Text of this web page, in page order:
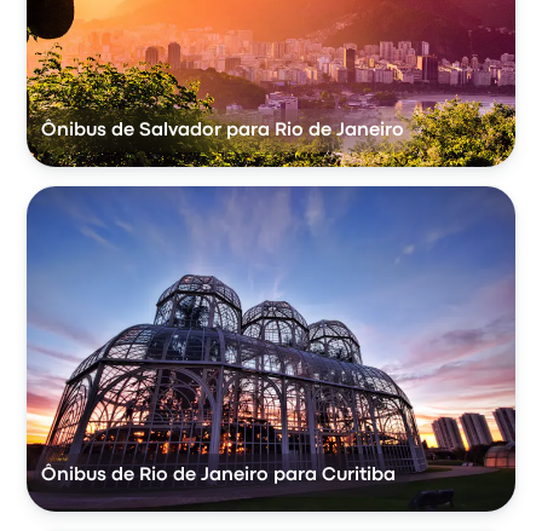
Ônibus de Salvador para Rio de Janeiro
Ônibus de Rio de Janeiro para Curitiba